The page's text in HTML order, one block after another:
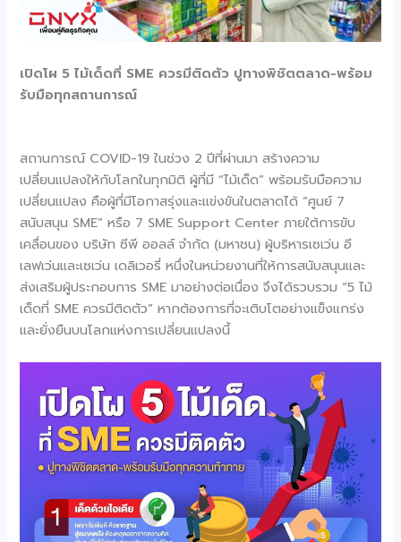
เปิดโผ 5 ไม้เด็ดที่ SME ควรมีติดตัว ปูทางพิชิตตลาด-พร้อม
รับมือทุกสถานการณ์
สถานการณ์ COVID-19 ในช่วง 2 ปีที่ผ่านมา สร้างความ
เปลี่ยนแปลงให้กับโลกในทุกมิติ ผู้ที่มี “ไม้เด็ด” พร้อมรับมือความ
เปลี่ยนแปลง คือผู้ที่มีโอกาสรุ่งและแข่งขันในตลาดได้ “ศูนย์ 7
สนับสนุน SME” หรือ 7 SME Support Center ภายใต้การขับ
เคลื่อนของ บริษัท ซีพี ออลล์ จำกัด (มหาชน) ผู้บริหารเซเว่น อี
เลฟเว่นและเซเว่น เดลิเวอรี่ หนึ่งในหน่วยงานที่ให้การสนับสนุนและ
ส่งเสริมผู้ประกอบการ SME มาอย่างต่อเนื่อง จึงได้รวบรวม “5 ไม้
เด็ดที่ SME ควรมีติดตัว” หากต้องการที่จะเติบโตอย่างแข็งแกร่ง
และยั่งยืนบนโลกแห่งการเปลี่ยนแปลงนี้